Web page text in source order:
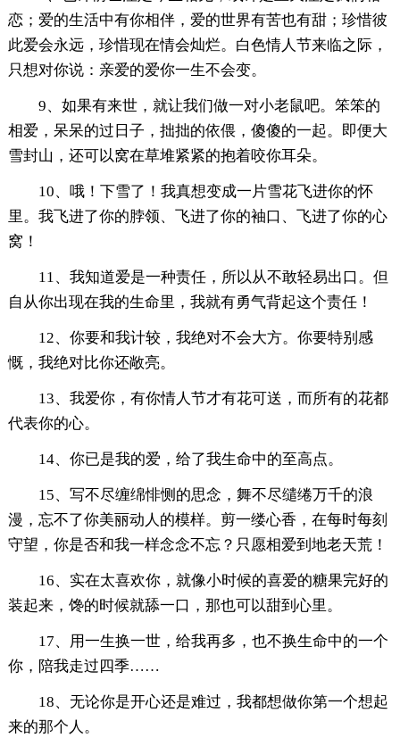
恋；爱的生活中有你相伴，爱的世界有苦也有甜；珍惜彼
此爱会永远，珍惜现在情会灿烂。白色情人节来临之际，
只想对你说：亲爱的爱你一生不会变。
9、如果有来世，就让我们做一对小老鼠吧。笨笨的
相爱，呆呆的过日子，拙拙的依偎，傻傻的一起。即便大
雪封山，还可以窝在草堆紧紧的抱着咬你耳朵。
10、哦！下雪了！我真想变成一片雪花飞进你的怀
里。我飞进了你的脖领、飞进了你的袖口、飞进了你的心
窝！
11、我知道爱是一种责任，所以从不敢轻易出口。但
自从你出现在我的生命里，我就有勇气背起这个责任！
12、你要和我计较，我绝对不会大方。你要特别感
慨，我绝对比你还敞亮。
13、我爱你，有你情人节才有花可送，而所有的花都
代表你的心。
14、你已是我的爱，给了我生命中的至高点。
15、写不尽缠绵悱恻的思念，舞不尽缱绻万千的浪
漫，忘不了你美丽动人的模样。剪一缕心香，在每时每刻
守望，你是否和我一样念念不忘？只愿相爱到地老天荒！
16、实在太喜欢你，就像小时候的喜爱的糖果完好的
装起来，馋的时候就舔一口，那也可以甜到心里。
17、用一生换一世，给我再多，也不换生命中的一个
你，陪我走过四季……
18、无论你是开心还是难过，我都想做你第一个想起
来的那个人。